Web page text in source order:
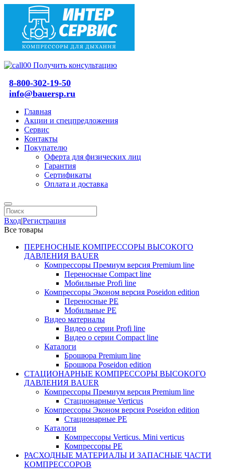
Получить консультацию
8-800-302-19-50
info@bauersp.ru
Главная
Акции и спецпредложения
Сервис
Контакты
Покупателю
Оферта для физических лиц
Гарантия
Сертификаты
Оплата и доставка
Вход|Регистрация
Все товары
ПЕРЕНОСНЫЕ КОМПРЕССОРЫ ВЫСОКОГО
ДАВЛЕНИЯ BAUER
Компрессоры Премиум версия Premium line
Переносные Compact line
Мобильные Profi line
Компрессоры Эконом версия Poseidon edition
Переносные PE
Мобильные PE
Видео материалы
Видео о серии Profi line
Видео о серии Compact line
Каталоги
Брошюра Premium line
Брошюра Poseidon edition
СТАЦИОНАРНЫЕ КОМПРЕССОРЫ ВЫСОКОГО
ДАВЛЕНИЯ BAUER
Компрессоры Премиум версия Premium line
Стационарные Verticus
Компрессоры Эконом версия Poseidon edition
Стационарные PE
Каталоги
Компрессоры Verticus. Mini verticus
Компрессоры PE
РАСХОДНЫЕ МАТЕРИАЛЫ И ЗАПАСНЫЕ ЧАСТИ
КОМПРЕССОРОВ